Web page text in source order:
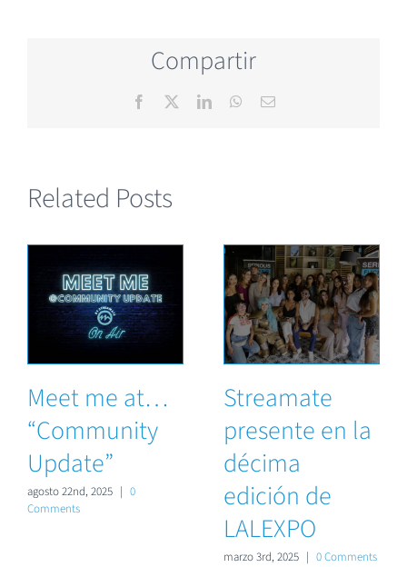
Compartir
Facebook LinkedInWhatsApp
Email
Related Posts
Meet me at…
“Community
Update”
agosto 22nd, 2025 | 0
Comments
Streamate
presente en la
décima
edición de
LALEXPO
marzo 3rd, 2025 | 0 Comments